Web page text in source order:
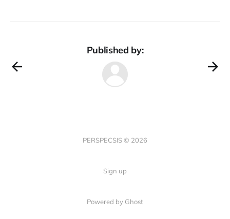
Published by:
PERSPECSIS © 2026
Sign up
Powered by Ghost